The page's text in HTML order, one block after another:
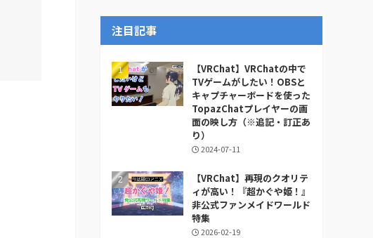
カ
イ
注目記事
【VRChat】VRChatの中で
TVゲームがしたい！OBSと
キャプチャーボードを使った
TopazChatプレイヤーの画
面の映し方（※追記・訂正あ
り）
2024-07-11
【VRChat】再現のクオリテ
ィが高い！『超かぐや姫！』
非公式ファンメイドワールド
特集
2026-02-19